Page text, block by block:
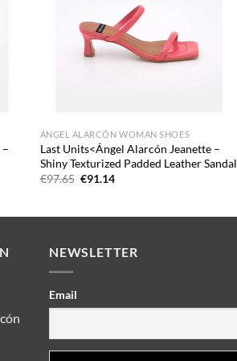
ÁNGEL ALARCÓN WOMAN SHOES
Last Units<Ángel Alarcón Jeanette –
Shiny Texturized Padded Leather Sandal
€97.65 Oorspronkelijke
€91.14Huidige
NEWSLETTER
Email